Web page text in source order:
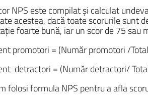
NPS este compilat și calculat
acestea, dacă toate scorurile sunt
foarte bună, iar un scor de 75 sau
promotori = (Număr promotori /
detractori = (Număr detractori/
folosi formula NPS pentru a afla